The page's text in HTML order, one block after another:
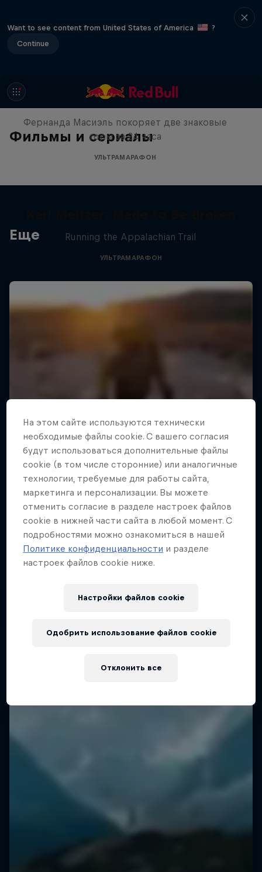
Want to see content from United States of America
?
Continue
Фильмы и сериалы
Один день, 4061м и 4478м
Фернанда Масиэль покоряет две знаковые
горы за 24 часа
УЛЬТРАМАРАФОН
Еще Running the Appalachian Trail
УЛЬТРАМАРАФОН
Один день, 4061м и 4478м
Фернанда Масиэль покоряет две знаковые
УЛЬТРАМАРАФОН
На этом сайте иcпользуются технически
необходимые файлы cookie. С вашего согласия
будут использоваться дополнительные файлы
cookie (в том числе сторонние) или аналогичные
технологии, требуемые для работы сайта,
маркетинга и персонализации. Вы можете
отменить согласие в разделе настроек файлов
cookie в нижней части сайта в любой момент. С
подробностями можно ознакомиться в нашей
Политике конфиденциальности и разделе
настроек файлов cookie ниже.
Настройки файлов cookie
Отклонить все
Одобрить использование файлов cookie